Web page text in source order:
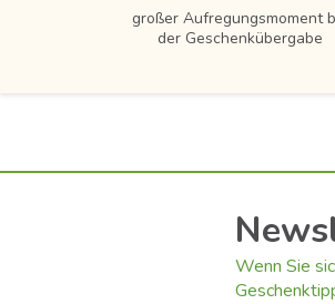
großer Aufregungsmoment
der Geschenkübergabe
Wenn Sie